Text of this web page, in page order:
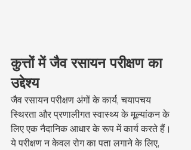
कुत्तों में जैव रसायन परीक्षण का
उद्देश्य
जैव रसायन परीक्षण अंगों के कार्य, चयापचय
स्थिरता और प्रणालीगत स्वास्थ्य के मूल्यांकन के
लिए एक नैदानिक आधार के रूप में कार्य करते हैं।
ये परीक्षण न केवल रोग का पता लगाने के लिए,